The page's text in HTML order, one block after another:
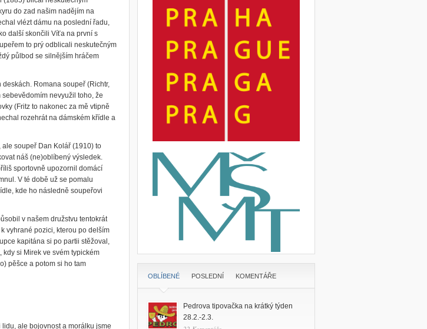
do zad našim nadějím na
vlézt dámu na poslední řadu,
další skončili Víťa na první s
to prý odblicali neskutečným
půlbod se silnějším hráčem
Romana soupeř (Richtr,
nevyužil toho, že
(Fritz to nakonec za mě vtipně
rozehrát na dámském křídle a
soupeř Dan Kolář (1910) to
náš (ne)oblíbený výsledek.
sportovně upozornil domácí
V té době už se pomalu
kde ho následně soupeřovi
v našem družstvu tentokrát
vyhrané pozici, kterou po delším
kapitána si po partii stěžoval,
si Mirek ve svém typickém
pěšce a potom si ho tam
ale bojovnost a morálku jsme
OBLÍBENÉ POSLEDNÍ KOMENTÁŘE
Pedrova tipovačka na krátký týden
28.2.-2.3.